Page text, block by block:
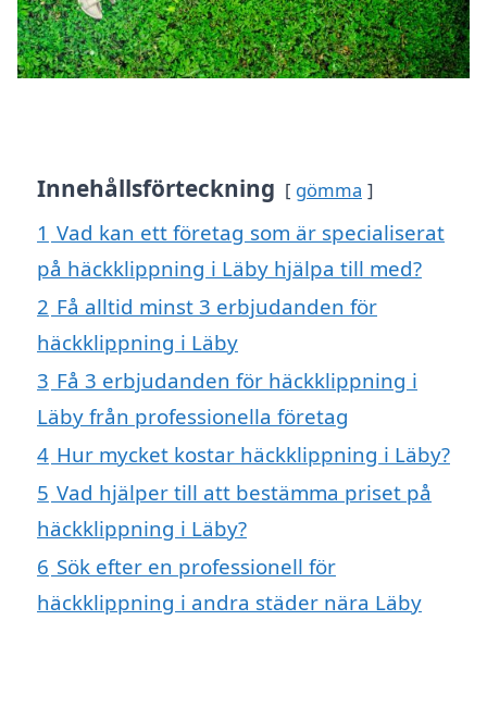
Innehållsförteckning gömma
1 Vad kan ett företag som är specialiserat
på häckklippning i Läby hjälpa till med?
2 Få alltid minst 3 erbjudanden för
häckklippning i Läby
3 Få 3 erbjudanden för häckklippning i
Läby från professionella företag
4 Hur mycket kostar häckklippning i Läby?
5 Vad hjälper till att bestämma priset på
häckklippning i Läby?
6 Sök efter en professionell för
häckklippning i andra städer nära Läby